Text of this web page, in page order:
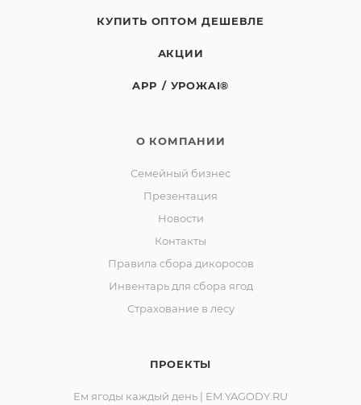
КУПИТЬ ОПТОМ ДЕШЕВЛЕ
АКЦИИ
APP / УРОЖAI®
О КОМПАНИИ
Семейный бизнес
Презентация
Новости
Контакты
Правила сбора дикоросов
Инвентарь для сбора ягод
Страхование в лесу
ПРОЕКТЫ
Ем ягоды каждый день | EM.YAGODY.RU